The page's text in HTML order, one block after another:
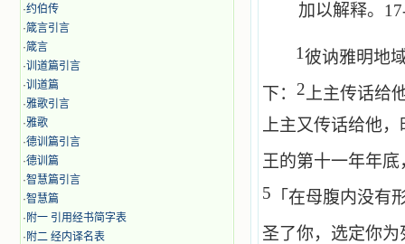
·约伯传
·箴言引言
·箴言
·训道篇引言
·训道篇
·雅歌引言
·雅歌
·德训篇引言
·德训篇
·智慧篇引言
·智慧篇
· 附一 引用经书简字表
· 附二 经内译名表
加以解释。
1彼讷雅明地
下： 2 上主传话给
上主又传话给他
王的第十一年年
5 「在母腹内没有
圣了你，选定你